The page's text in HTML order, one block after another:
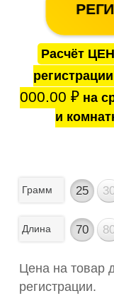
Расчёт
000.00 ₽на
и
Грамм 25
Длина 70
Цена на товар
регистрации.